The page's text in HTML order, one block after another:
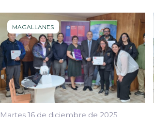
MAGALLANES
Martes 16 de diciembre de 2025